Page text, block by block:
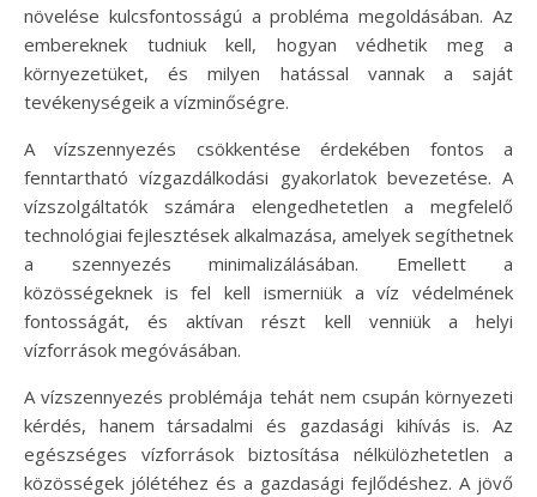
növelése kulcsfontosságú a probléma megoldásában. Az
embereknek tudniuk kell, hogyan védhetik meg a
környezetüket, és milyen hatással vannak a saját
tevékenységeik a vízminőségre.
A vízszennyezés csökkentése érdekében fontos a
fenntartható vízgazdálkodási gyakorlatok bevezetése. A
vízszolgáltatók számára elengedhetetlen a megfelelő
technológiai fejlesztések alkalmazása, amelyek segíthetnek
a szennyezés minimalizálásában. Emellett a
közösségeknek is fel kell ismerniük a víz védelmének
fontosságát, és aktívan részt kell venniük a helyi
vízforrások megóvásában.
A vízszennyezés problémája tehát nem csupán környezeti
kérdés, hanem társadalmi és gazdasági kihívás is. Az
egészséges vízforrások biztosítása nélkülözhetetlen a
közösségek jólétéhez és a gazdasági fejlődéshez. A jövő